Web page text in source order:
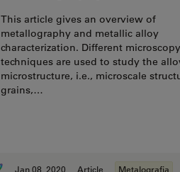
This article gives an overview of
metallography and metallic alloy
characterization. Different microscopy
techniques are used to study the
microstructure, i.e., microscale
grains,…
Jan 08, 2020 Article Metalografia